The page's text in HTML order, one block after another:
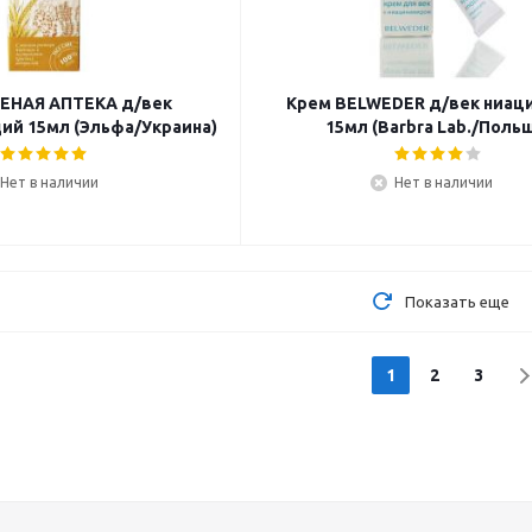
АПТЕКА д/век
15мл (Эльфа/Украина)
Нет в наличии
Крем BELWEDER д/век
15мл (Barbra Lab./
Нет в наличии
Показать еще
1 2 3